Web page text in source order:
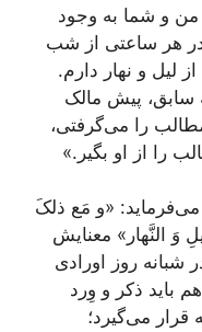
و شما به وجود
در هر ساعتی از شب
لیل و نهار دارم.
سابق، پیش مالک
را می‌گرفتی،
را از او بگیر.»
«و مَع ذلکَ
وَ النَّهار» معنایش
روز اورادی
باید ذکر و وِرد
قرار می‌گیرد؛